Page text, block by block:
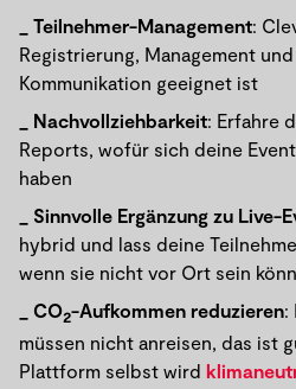
Teilnehmer-Management:
Registrierung, Management
Kommunikation geeignet ist
Nachvollziehbarkeit: Erfahre
Reports, wofür sich deine
haben
Sinnvolle Ergänzung zu Live-
hybrid und lass deine
wenn sie nicht vor Ort sein
CO2-Aufkommen reduzieren:
müssen nicht anreisen, das ist
Plattform selbst wird